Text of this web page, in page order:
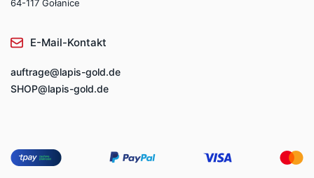
64-117 Gołanice
E-Mail-Kontakt
auftrage@lapis-gold.de
SHOP@lapis-gold.de